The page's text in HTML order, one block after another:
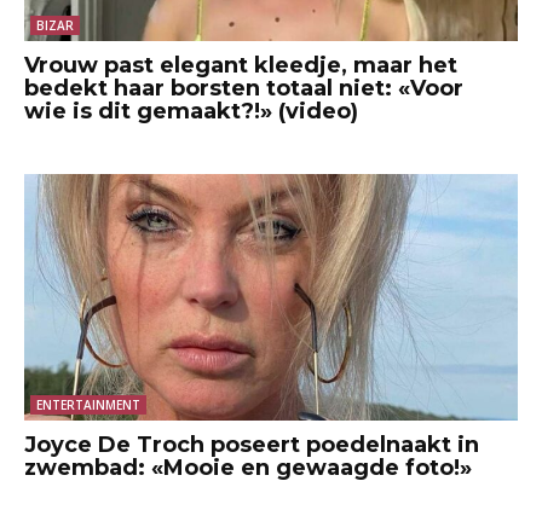
BIZAR
Vrouw past elegant kleedje, maar het
bedekt haar borsten totaal niet: «Voor
wie is dit gemaakt?!» (video)
ENTERTAINMENT
Joyce De Troch poseert poedelnaakt in
zwembad: «Mooie en gewaagde foto!»